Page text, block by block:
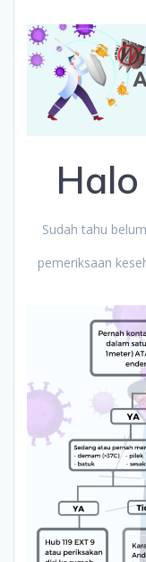
Sudah tahu
pemeriksaan